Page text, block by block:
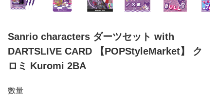
Sanrio characters ダーツセット with
DARTSLIVE CARD 【POPStyleMarket】 ク
ロミ Kuromi 2BA
數量